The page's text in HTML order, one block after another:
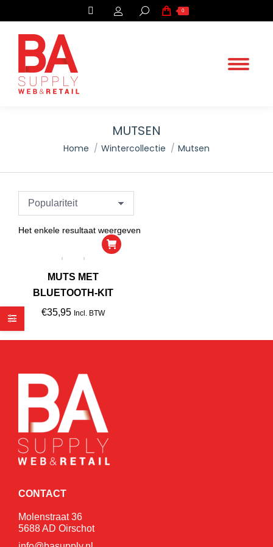
Search: 0
MUTSEN
You are here:
Home Wintercollectie Mutsen
Het enkele resultaat weergeven
MUTS MET
BLUETOOTH-KIT
€35,95 Incl. BTW
CONTACT
Molenstraat 36
5688 AD Oirschot